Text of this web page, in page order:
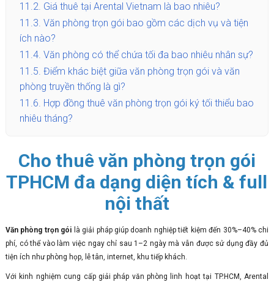
11.2. Giá thuê tại Arental Vietnam là bao nhiêu?
11.3. Văn phòng trọn gói bao gồm các dịch vụ và tiện
ích nào?
11.4. Văn phòng có thể chứa tối đa bao nhiêu nhân sự?
11.5. Điểm khác biệt giữa văn phòng trọn gói và văn
phòng truyền thống là gì?
11.6. Hợp đồng thuê văn phòng trọn gói ký tối thiểu bao
nhiêu tháng?
Cho thuê văn phòng trọn gói
TPHCM đa dạng diện tích & full
nội thất
Văn phòng trọn gói là giải pháp giúp doanh nghiệp tiết kiệm đến 30%–40% chi
phí, có thể vào làm việc ngay chỉ sau 1–2 ngày mà vẫn được sử dụng đầy đủ
tiện ích như phòng họp, lễ tân, internet, khu tiếp khách.
Với kinh nghiệm cung cấp giải pháp văn phòng linh hoạt tại TP.HCM, Arental